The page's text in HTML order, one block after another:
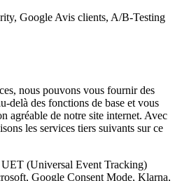
Google Avis clients, A/B-Testing
nous pouvons vous fournir des
delà des fonctions de base et vous
agréable de notre site internet. Avec
les services tiers suivants sur ce
(Universal Event Tracking)
Google Consent Mode, Klarna,